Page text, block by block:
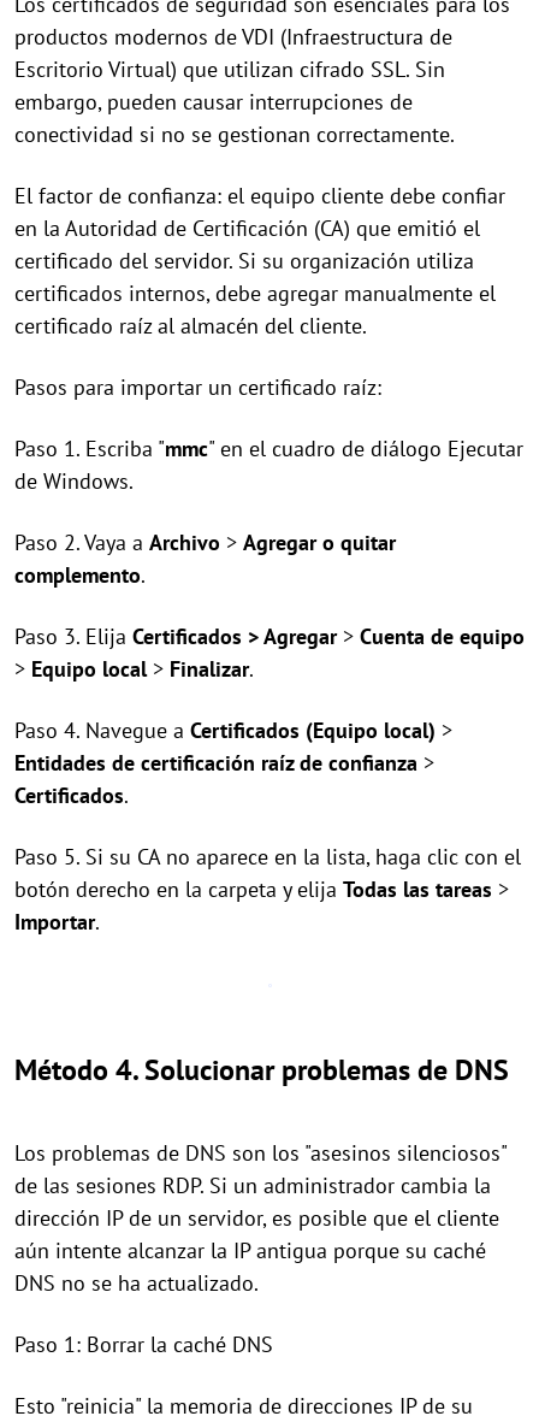
productos modernos de VDI (Infraestructura de
Escritorio Virtual) que utilizan cifrado SSL. Sin
embargo, pueden causar interrupciones de
conectividad si no se gestionan correctamente.
El factor de confianza: el equipo cliente debe confiar
en la Autoridad de Certificación (CA) que emitió el
certificado del servidor. Si su organización utiliza
certificados internos, debe agregar manualmente el
certificado raíz al almacén del cliente.
Pasos para importar un certificado raíz:
Paso 1. Escriba "mmc" en el cuadro de diálogo Ejecutar
de Windows.
Paso 2. Vaya a Archivo > Agregar o quitar
complemento.
Paso 3. Elija Certificados > Agregar > Cuenta de equipo
> Equipo local > Finalizar.
Paso 4. Navegue a Certificados (Equipo local) >
Entidades de certificación raíz de confianza >
Certificados.
Paso 5. Si su CA no aparece en la lista, haga clic con el
botón derecho en la carpeta y elija Todas las tareas >
Importar.
Método 4. Solucionar problemas de DNS
Los problemas de DNS son los "asesinos silenciosos"
de las sesiones RDP. Si un administrador cambia la
dirección IP de un servidor, es posible que el cliente
aún intente alcanzar la IP antigua porque su caché
DNS no se ha actualizado.
Paso 1: Borrar la caché DNS
Esto "reinicia" la memoria de direcciones IP de su